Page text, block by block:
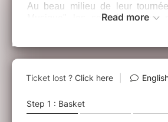
Au beau milieu de leur
Musique" les sept funkateers
à la liberté de danser et
galvanisées.
Read more